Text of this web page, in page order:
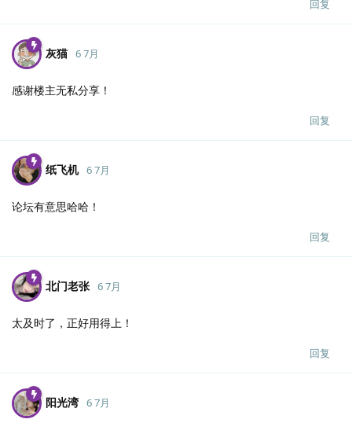
回复
灰猫 6 7月
感谢楼主无私分享！
回复
纸飞机 6 7月
论坛有意思哈哈！
回复
北门老张 6 7月
太及时了，正好用得上！
回复
阳光湾 6 7月